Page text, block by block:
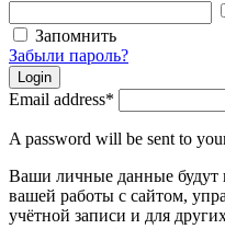
Запомнить
Забыли пароль?
Login
Email address*
A password will be sent to
Ваши личные данные будут
вашей работы с сайтом,
учётной записи и для